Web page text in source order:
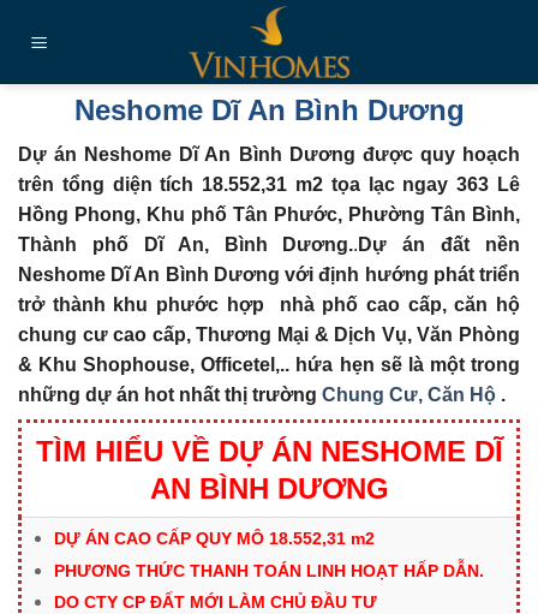
đến
Neshome Dĩ An Bình Dương
Dự án Neshome Dĩ An Bình Dương được quy hoạch
trên tổng diện tích 18.552,31 m2 tọa lạc ngay 363 Lê
Hồng Phong, Khu phố Tân Phước, Phường Tân Bình,
Thành phố Dĩ An, Bình Dương.. Dự án đất nền
Neshome Dĩ An Bình Dương với định hướng phát triển
trở thành khu phước hợp nhà phố cao cấp, căn hộ
chung cư cao cấp, Thương Mại & Dịch Vụ, Văn Phòng
& Khu Shophouse, Officetel,.. hứa hẹn sẽ là một trong
những dự án hot nhất thị trường Chung Cư, Căn Hộ .
TÌM HIỂU VỀ DỰ ÁN NESHOME DĨ
AN BÌNH DƯƠNG
DỰ ÁN CAO CẤP QUY MÔ 18.552,31 m2
PHƯƠNG THỨC THANH TOÁN LINH HOẠT HẤP DẪN.
DO CTY CP ĐẤT MỚI LÀM CHỦ ĐẦU TƯ